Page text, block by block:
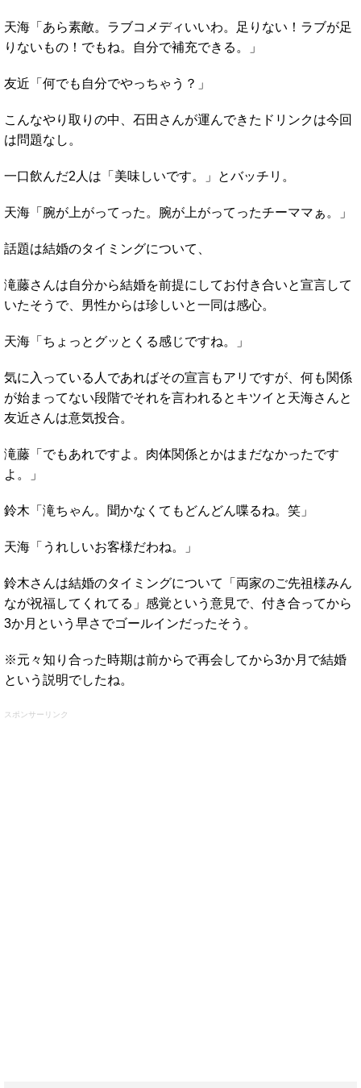
天海「あら素敵。ラブコメディいいわ。足りない！ラブが足
りないもの！でもね。自分で補充できる。」
友近「何でも自分でやっちゃう？」
こんなやり取りの中、石田さんが運んできたドリンクは今回
は問題なし。
一口飲んだ2人は「美味しいです。」とバッチリ。
天海「腕が上がってった。腕が上がってったチーママぁ。」
話題は結婚のタイミングについて、
滝藤さんは自分から結婚を前提にしてお付き合いと宣言して
いたそうで、男性からは珍しいと一同は感心。
天海「ちょっとグッとくる感じですね。」
気に入っている人であればその宣言もアリですが、何も関係
が始まってない段階でそれを言われるとキツイと天海さんと
友近さんは意気投合。
滝藤「でもあれですよ。肉体関係とかはまだなかったです
よ。」
鈴木「滝ちゃん。聞かなくてもどんどん喋るね。笑」
天海「うれしいお客様だわね。」
鈴木さんは結婚のタイミングについて「両家のご先祖様みん
なが祝福してくれてる」感覚という意見で、付き合ってから
3か月という早さでゴールインだったそう。
※元々知り合った時期は前からで再会してから3か月で結婚
という説明でしたね。
スポンサーリンク